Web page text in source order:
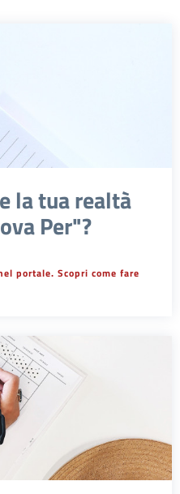
la tua realtà
Per"?
portale. Scopri come fare